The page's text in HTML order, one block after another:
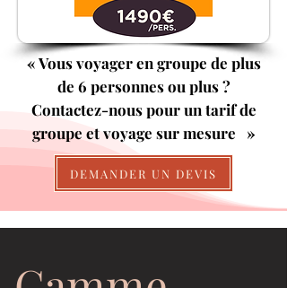
« Vous voyager en groupe de plus
de 6 personnes ou plus ?
Contactez-nous pour un tarif de
groupe et voyage sur mesure »
DEMANDER UN DEVIS